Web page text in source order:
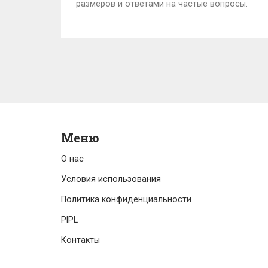
размеров и ответами на частые вопросы.
Меню
О нас
Условия использования
Политика конфиденциальности
PIPL
Контакты